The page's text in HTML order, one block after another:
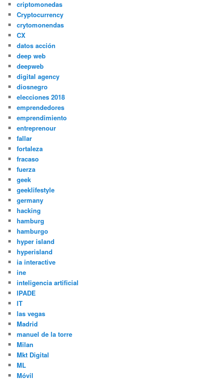
criptomonedas
Cryptocurrency
crytomonendas
CX
datos acción
deep web
deepweb
digital agency
diosnegro
elecciones 2018
emprendedores
emprendimiento
entreprenour
fallar
fortaleza
fracaso
fuerza
geek
geeklifestyle
germany
hacking
hamburg
hamburgo
hyper island
hyperisland
ia interactive
ine
inteligencia artificial
IPADE
IT
las vegas
Madrid
manuel de la torre
Milan
Mkt Digital
ML
Móvil